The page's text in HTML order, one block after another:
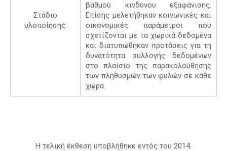
Στάδιο
υλοποίησης:
βαθμού κινδύνου εξαφάνισης.
Επίσης μελετήθηκαν κοινωνικές και
οικονομικές παράμετροι που
σχετίζονται με τα χωρικά δεδομένα
και διατυπώθηκαν προτάσεις για τη
δυνατότητα συλλογής δεδομένων
στο πλαίσιο της παρακολούθησης
των πληθυσμών των φυλών σε κάθε
χώρα.
Η τελική έκθεση υποβλήθηκε εντός του 2014.